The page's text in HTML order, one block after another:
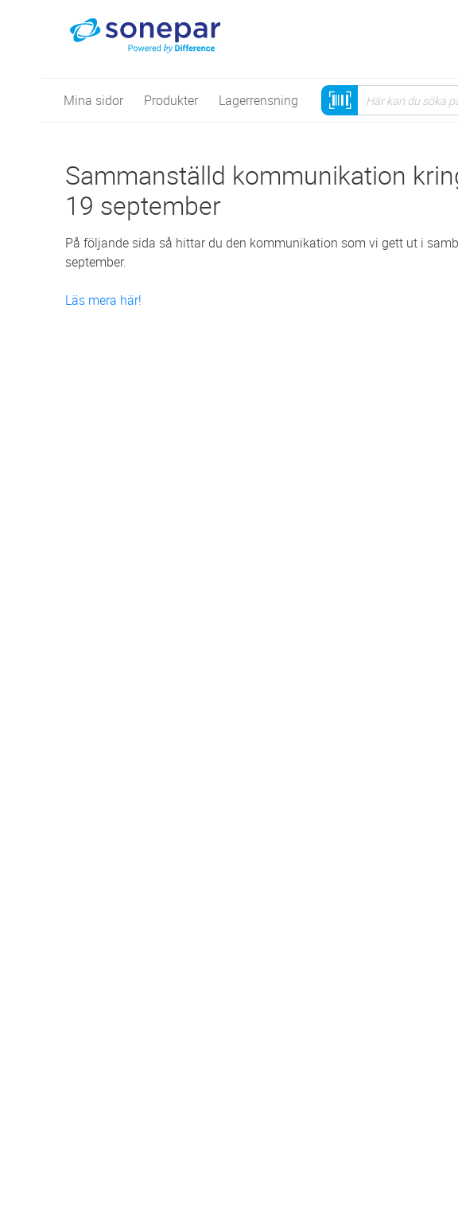
Mina sidor Produkter Lagerrensning
Sammanställd kommunikation
19 september
På följande sida så hittar du den kommunikation som vi gett ut i
september.
Läs mera här!